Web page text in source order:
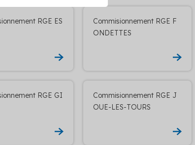
RGE ES
Commisionnement RGE F
ONDETTES
RGE GI
Commisionnement RGE J
OUE-LES-TOURS